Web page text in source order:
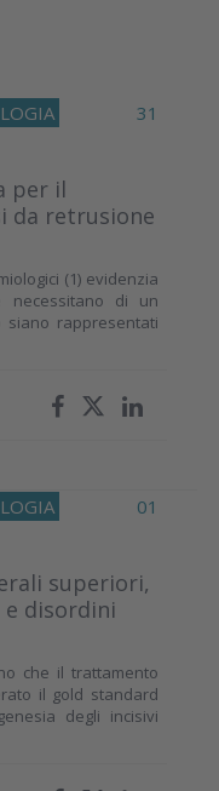
31
per il
da retrusione
(1) evidenzia
necessitano di un
siano rappresentati
01
superiori,
disordini
che il trattamento
il gold standard
degli incisivi